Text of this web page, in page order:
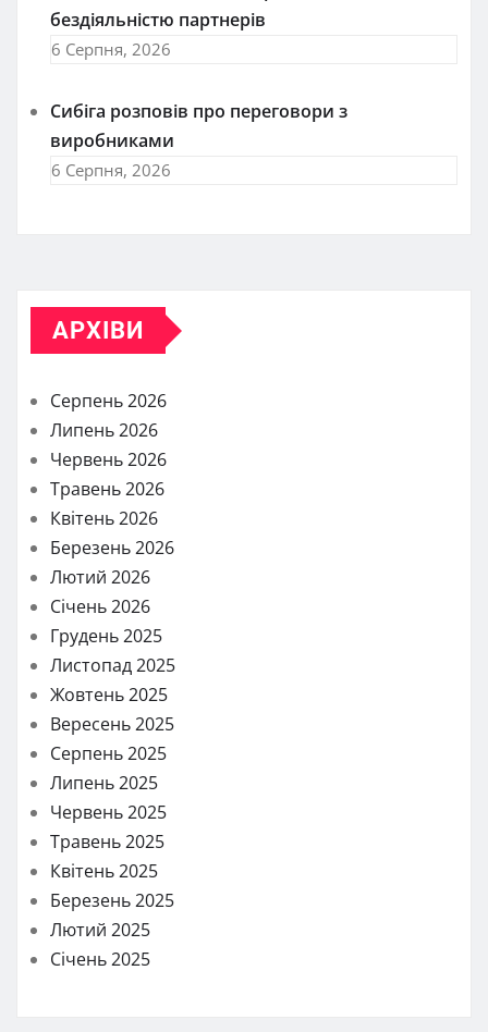
бездіяльністю партнерів
6 Серпня, 2026
Сибіга розповів про переговори з
виробниками
6 Серпня, 2026
АРХІВИ
Серпень 2026
Липень 2026
Червень 2026
Травень 2026
Квітень 2026
Березень 2026
Лютий 2026
Січень 2026
Грудень 2025
Листопад 2025
Жовтень 2025
Вересень 2025
Серпень 2025
Липень 2025
Червень 2025
Травень 2025
Квітень 2025
Березень 2025
Лютий 2025
Січень 2025